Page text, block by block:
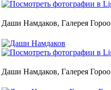
Даши Намдаков, Галерея Гороо
Даши Намдаков, Галерея Гороо